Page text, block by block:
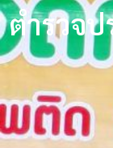
ตำรวจป